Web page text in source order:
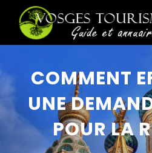
COMMENT
UNE
POUR LA